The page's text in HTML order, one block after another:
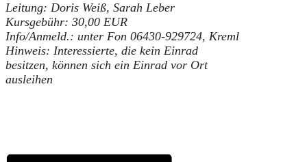
Leitung: Doris Weiß, Sarah Leber
Kursgebühr: 30,00 EUR
Info/Anmeld.: unter Fon 06430-929724, Kreml
Hinweis: Interessierte, die kein Einrad
besitzen, können sich ein Einrad vor Ort
ausleihen